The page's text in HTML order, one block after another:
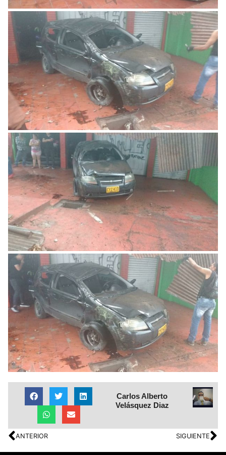
Carlos Alberto
Velásquez Diaz
ANTERIOR SIGUIENTE